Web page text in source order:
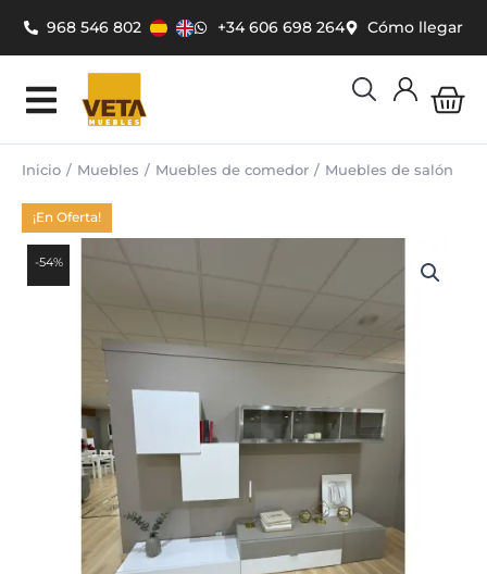
contenido
968 546 802 +34 606 698 264 Cómo llegar
Inicio Muebles Muebles de comedor Muebles de salón
¡En Oferta!
-54%